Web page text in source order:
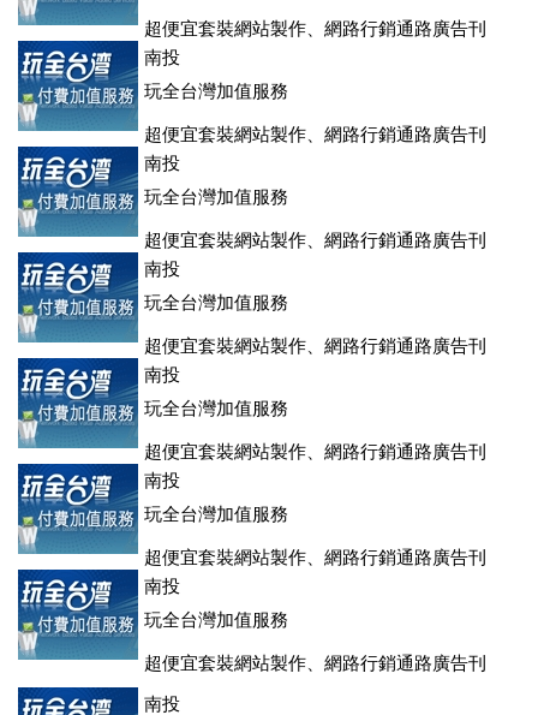
超便宜套裝網站製作、網路行銷通路廣告刊
登、訂房系統、客房委託旅行社銷售，全面優惠中....
南投
玩全台灣加值服務
超便宜套裝網站製作、網路行銷通路廣告刊
登、訂房系統、客房委託旅行社銷售，全面優惠中....
南投
玩全台灣加值服務
超便宜套裝網站製作、網路行銷通路廣告刊
登、訂房系統、客房委託旅行社銷售，全面優惠中....
南投
玩全台灣加值服務
超便宜套裝網站製作、網路行銷通路廣告刊
登、訂房系統、客房委託旅行社銷售，全面優惠中....
南投
玩全台灣加值服務
超便宜套裝網站製作、網路行銷通路廣告刊
登、訂房系統、客房委託旅行社銷售，全面優惠中....
南投
玩全台灣加值服務
超便宜套裝網站製作、網路行銷通路廣告刊
登、訂房系統、客房委託旅行社銷售，全面優惠中....
南投
玩全台灣加值服務
超便宜套裝網站製作、網路行銷通路廣告刊
登、訂房系統、客房委託旅行社銷售，全面優惠中....
南投